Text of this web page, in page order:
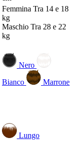
Femmina Tra 14 e 18
kg
Maschio Tra 28 e 22
kg
Nero
Bianco
Marrone
Lungo